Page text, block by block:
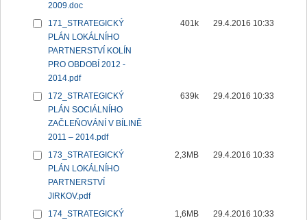
2009.doc
171_STRATEGICKÝ
PLÁN LOKÁLNÍHO
PARTNERSTVÍ KOLÍN
PRO OBDOBÍ 2012 -
2014.pdf
401k 29.4.2016 10:33
172_STRATEGICKÝ
PLÁN SOCIÁLNÍHO
ZAČLEŇOVÁNÍ V BÍLINĚ
2011 – 2014.pdf
639k 29.4.2016 10:33
173_STRATEGICKÝ
PLÁN LOKÁLNÍHO
PARTNERSTVÍ
JIRKOV.pdf
2,3MB 29.4.2016 10:33
174_STRATEGICKÝ
1,6MB 29.4.2016 10:33